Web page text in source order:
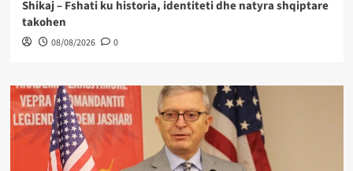
Shikaj – Fshati ku historia, identiteti dhe natyra shqiptare
takohen
08/08/2026 0